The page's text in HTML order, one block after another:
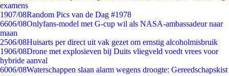
examens
1907/08Random Pics van de Dag #1978
6606/08Onlyfans-model met G-cup wil als NASA-ambassadeur naar
maan
2506/08Huisarts per direct uit vak gezet om ernstig alcoholmisbruik
1906/08Drone met explosieven bij Duits vliegveld voedt vrees voor
hybride aanval
6006/08Waterschappen slaan alarm wegens droogte: Gereedschapskist